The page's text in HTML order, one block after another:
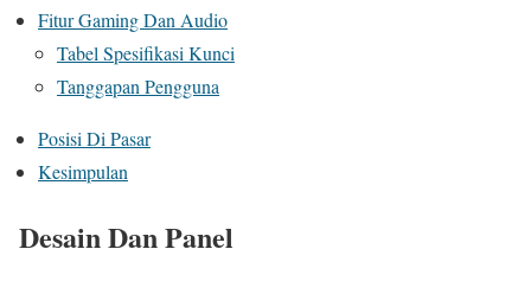
Fitur Gaming Dan Audio
Tabel Spesifikasi Kunci
Tanggapan Pengguna
Posisi Di Pasar
Kesimpulan
Desain Dan Panel